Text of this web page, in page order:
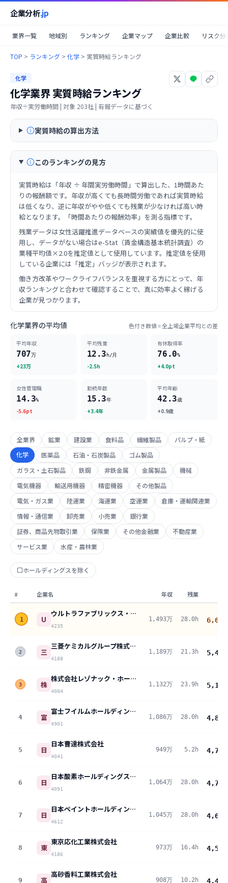
企業分析.jp
業界一覧 地域別 ランキング 企業マップ 企業比較 リスク分
TOP > ランキング > 化学 > 実質時給ランキング
化学
化学業界実質時給ランキング
年収÷実労働時間 | 対象 203社 | 有報データに基づく
実質時給の算出方法
このランキングの見方
実質時給は「年収 ÷ 年間実労働時間」で算出した、1時間あた
りの報酬額です。年収が高くても長時間労働であれば実質時給
は低くなり、逆に年収がやや低くても残業が少なければ高い時
給となります。「時間あたりの報酬効率」を測る指標です。
残業データは女性活躍推進データベースの実績値を優先的に使
用し、データがない場合はe-Stat（賃金構造基本統計調査）の
業種平均値×2.0を推定値として使用しています。推定値を使用
している企業には「推定」バッジが表示されます。
働き方改革やワークライフバランスを重視する方にとって、年
収ランキングと合わせて確認することで、真に効率よく稼げる
企業が見つかります。
化学業界の平均値 色付き数値 = 全上場企業平均との差
平均年収
707万
+23万
平均残業
12.3h/月
-2.5h
有休取得率
76.0%
+4.0pt
女性管理職
14.3%
-5.6pt
勤続年数
15.3年
+3.4年
平均年齢
42.3歳
+0.9歳
全業界 鉱業 建設業 食料品 繊維製品
パルプ・紙
化学
医薬品 石油・石炭製品
ゴム製品
ガラス・土石製品
鉄鋼 非鉄金属 金属製品
機械
電気機器
輸送用機器 精密機器
その他製品
電気・ガス業
陸運業 海運業 空運業
倉庫・運輸関連業
情報・通信業
卸売業 小売業
銀行業
証券、商品先物取引業
保険業 その他金融業
不動産業
サービス業
水産・農林業
ホールディングスを除く
# 企業名 年収 残業
1 U
ウルトラファブリックス・ホールディングス株式会社
4235
1,493万 28.0h 6,619
2 三
三菱ケミカルグループ株式会社
4188
1,189万 21.3h 5,465
3 株
株式会社レゾナック・ホールディングス
4004
1,132万 23.9h 5,129
4 富
富士フイルムホールディングス株式会社
4901
1,086万 28.0h 4,812
5 日
日本曹達株式会社
4041
949万 5.2h 4,788
6 日
日本酸素ホールディングス株式会社
4091
1,064万 28.0h 4,717
7 日
日本ペイントホールディングス株式会社
4612
1,045万 28.0h 4,630
8 東
東京応化工業株式会社
4186
973万 16.4h 4,596
9 高
高砂香料工業株式会社
908万 10.2h 4,447